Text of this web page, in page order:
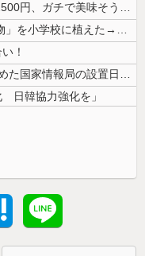
【極旨牛鉄板】 吉野家のステーキ定食1500円、ガチで美味そうｗｗｗ
【復讐】 絶対に「植えてはいけない植物」を小学校に植えた→20年経って...
！
（ ´_ゝ`）中国「高市政権が法制化を進めた国家情報局の設置日が7月3...
日韓協力強化を」